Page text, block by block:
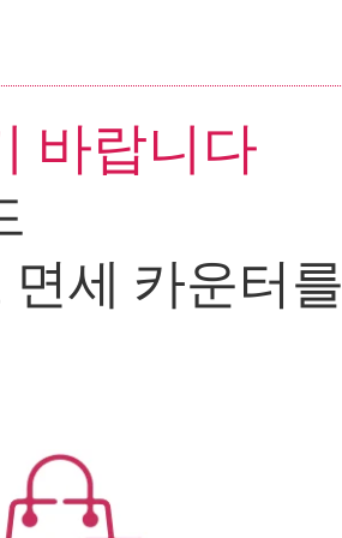
바랍니다
세 카운터를